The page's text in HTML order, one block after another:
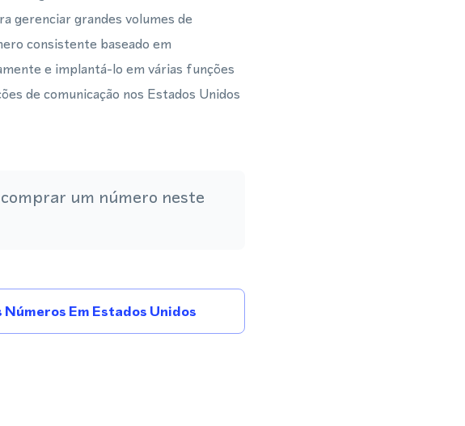
gerenciar grandes volumes de
consistente baseado em
e implantá-lo em várias funções
de comunicação nos Estados Unidos
um número neste
Números Em Estados Unidos